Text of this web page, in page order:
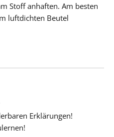
Stoff anhaften. Am besten
luftdichten Beutel
Erklärungen!